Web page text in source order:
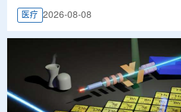
医疗 2026-08-08